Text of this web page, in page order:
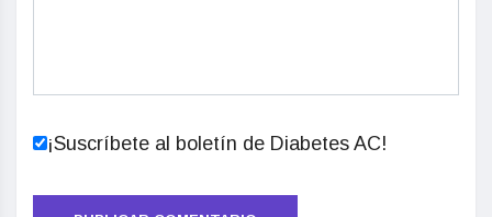
¡Suscríbete al boletín de Diabetes AC!